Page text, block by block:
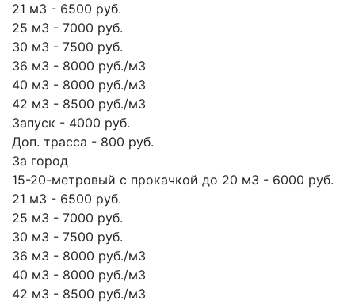
21 м3 - 6500 руб.
25 м3 - 7000 руб.
30 м3 - 7500 руб.
36 м3 - 8000 руб./м3
40 м3 - 8000 руб./м3
42 м3 - 8500 руб./м3
Запуск - 4000 руб.
Доп. трасса - 800 руб.
За город
15-20-метровый с прокачкой до 20 м3 - 6000 руб.
21 м3 - 6500 руб.
25 м3 - 7000 руб.
30 м3 - 7500 руб.
36 м3 - 8000 руб./м3
40 м3 - 8000 руб./м3
42 м3 - 8500 руб./м3